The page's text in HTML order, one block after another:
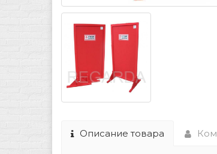
Описание товара